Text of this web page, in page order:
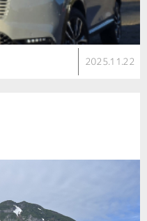
2025.11.22